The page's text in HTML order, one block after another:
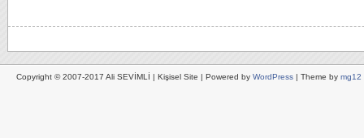
Copyright © 2007-2017 Ali SEVİMLİ | Kişisel Site | Powered by WordPress | Theme by mg12